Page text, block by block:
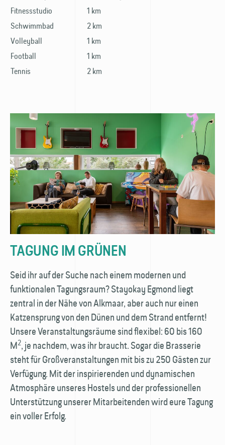
Fitnessstudio
1 km
Schwimmbad
2 km
Volleyball
1 km
Football
1 km
Tennis
2 km
TAGUNG IM GRÜNEN
Seid ihr auf der Suche nach einem modernen und
funktionalen Tagungs­raum? Stayokay Egmond liegt
zentral in der Nähe von Alkmaar, aber auch nur einen
Katzensprung von den Dünen und dem Strand entfernt!
Unsere Veranstaltungs­räume sind flexibel: 60 bis 160
M2, je nachdem, was ihr braucht. Sogar die Brasserie
steht für Groß­veranstaltungen mit bis zu 250 Gästen zur
Verfügung. Mit der inspirierenden und dynamischen
Atmosphäre unseres Hostels und der professionellen
Unterstützung unserer Mitarbeitenden wird eure Tagung
ein voller Erfolg.